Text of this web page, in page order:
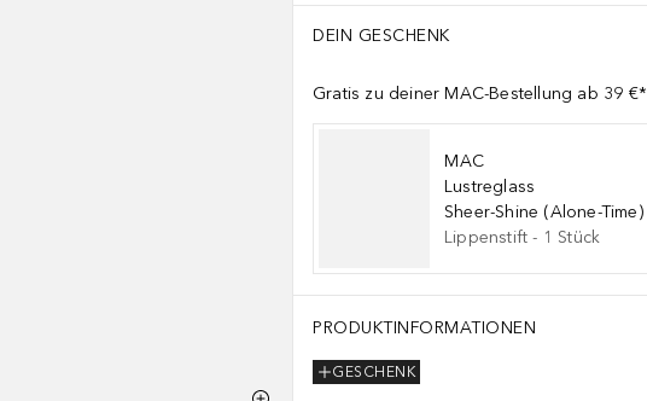
DEIN GESCHENK
Gratis zu deiner MAC-Bestellung ab 39 €*
MAC
Lustreglass
Sheer-Shine (Alone-Time)
Lippenstift - 1 Stück
PRODUKTINFORMATIONEN
GESCHENK